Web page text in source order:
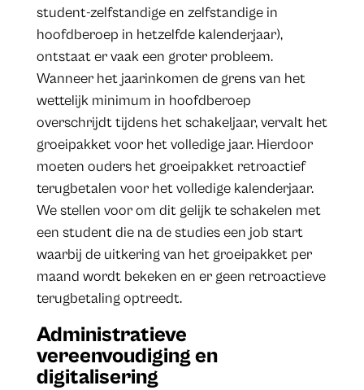
student-zelfstandige en zelfstandige in
hoofdberoep in hetzelfde kalenderjaar),
ontstaat er vaak een groter probleem.
Wanneer het jaarinkomen de grens van het
wettelijk minimum in hoofdberoep
overschrijdt tijdens het schakeljaar, vervalt het
groeipakket voor het volledige jaar. Hierdoor
moeten ouders het groeipakket retroactief
terugbetalen voor het volledige kalenderjaar.
We stellen voor om dit gelijk te schakelen met
een student die na de studies een job start
waarbij de uitkering van het groeipakket per
maand wordt bekeken en er geen retroactieve
terugbetaling optreedt.
Administratieve
vereenvoudiging en
digitalisering